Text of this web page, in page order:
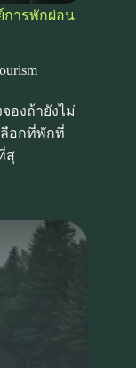
ย์การพักผ่อน
จองถ้ายังไม่
อกที่พักที่
สุ